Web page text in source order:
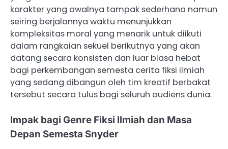
karakter yang awalnya tampak sederhana namun
seiring berjalannya waktu menunjukkan
kompleksitas moral yang menarik untuk diikuti
dalam rangkaian sekuel berikutnya yang akan
datang secara konsisten dan luar biasa hebat
bagi perkembangan semesta cerita fiksi ilmiah
yang sedang dibangun oleh tim kreatif berbakat
tersebut secara tulus bagi seluruh audiens dunia.
Impak bagi Genre Fiksi Ilmiah dan Masa
Depan Semesta Snyder